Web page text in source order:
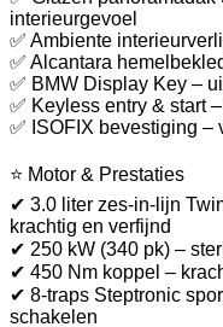
interieurgevoel
✅ Ambiente
✅ Alcantara
✅ BMW Display Key –
✅ Keyless entry & start
✅ ISOFIX bevestiging
⭐ Motor & Prestaties
✔ 3.0 liter zes-in-lijn
krachtig en verfijnd
✔ 250 kW (340 pk) –
✔ 450 Nm koppel –
✔ 8-traps Steptronic
schakelen